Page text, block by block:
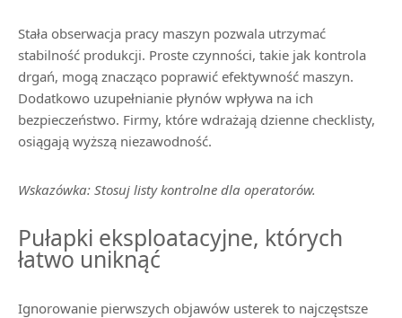
Stała obserwacja pracy maszyn pozwala utrzymać
stabilność produkcji. Proste czynności, takie jak kontrola
drgań, mogą znacząco poprawić efektywność maszyn.
Dodatkowo uzupełnianie płynów wpływa na ich
bezpieczeństwo. Firmy, które wdrażają dzienne checklisty,
osiągają wyższą niezawodność.
Wskazówka: Stosuj listy kontrolne dla operatorów.
Pułapki eksploatacyjne, których
łatwo uniknąć
Ignorowanie pierwszych objawów usterek to najczęstsze